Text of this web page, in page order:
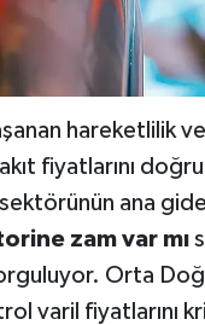
hareketlilik
fiyatlarını
sektörünün ana
zam var mı
Orta
varil fiyatlarını